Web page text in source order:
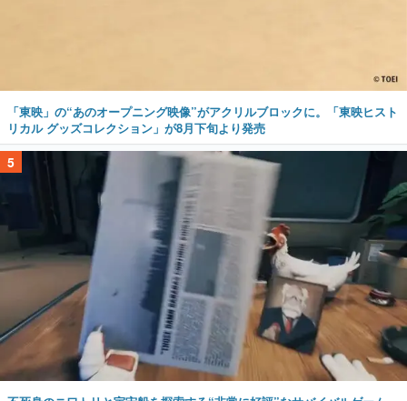
「東映」の“あのオープニング映像”がアクリルブロックに。「東映ヒスト
リカル グッズコレクション」が8月下旬より発売
5